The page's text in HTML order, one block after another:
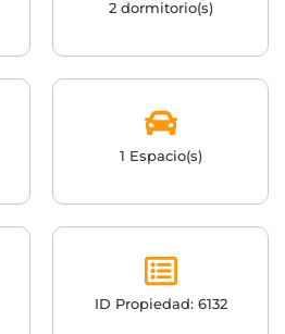
2 dormitorio(s)
1 Espacio(s)
ID Propiedad: 6132